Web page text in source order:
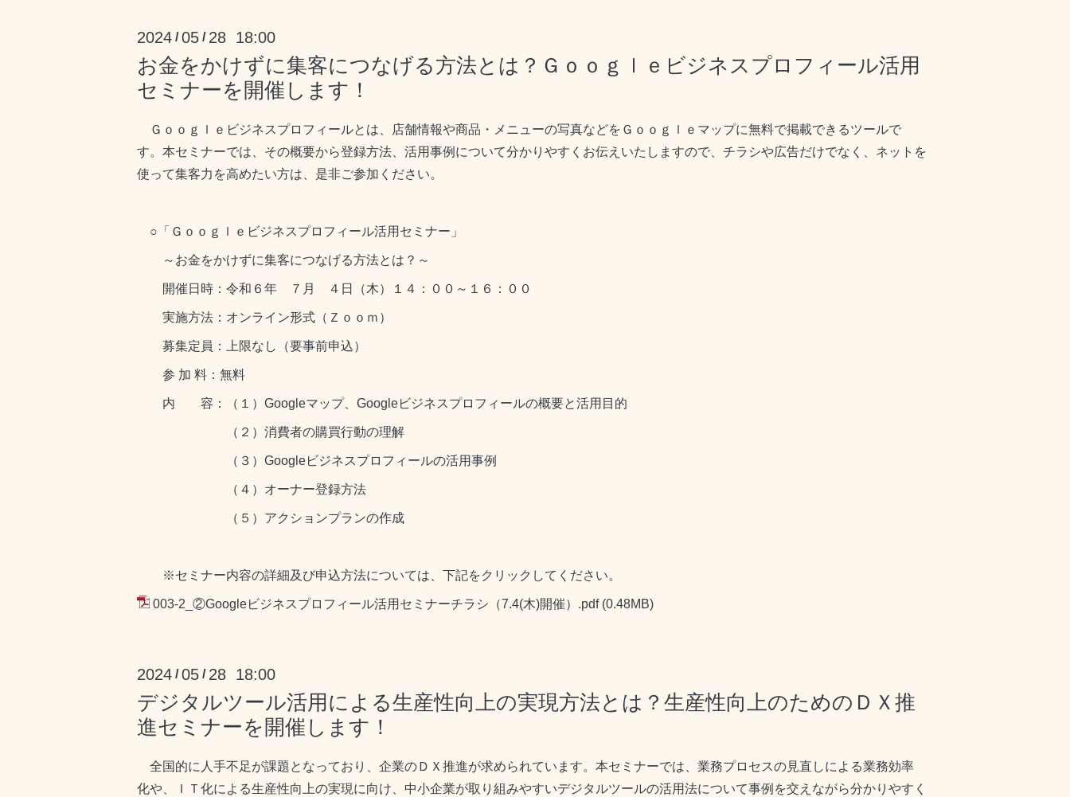
2024 /05 / 28 18:00
お金をかけずに集客につなげる方法とは？Ｇｏｏｇｌｅビジネスプロフィール活用
セミナーを開催します！
Ｇｏｏｇｌｅビジネスプロフィールとは、店舗情報や商品・メニューの写真などをＧｏｏｇｌｅマップに無料で掲載できるツールで
す。本セミナーでは、その概要から登録方法、活用事例について分かりやすくお伝えいたしますので、チラシや広告だけでなく、ネットを
使って集客力を高めたい方は、是非ご参加ください。
○「Ｇｏｏｇｌｅビジネスプロフィール活用セミナー」
～お金をかけずに集客につなげる方法とは？～
開催日時：令和６年 ７月 ４日（木）１４：００～１６：００
実施方法：オンライン形式（Ｚｏｏｍ）
募集定員：上限なし（要事前申込）
参 加 料：無料
内 容：（１）Googleマップ、Googleビジネスプロフィールの概要と活用目的
（２）消費者の購買行動の理解
（３）Googleビジネスプロフィールの活用事例
（４）オーナー登録方法
（５）アクションプランの作成
※セミナー内容の詳細及び申込方法については、下記をクリックしてください。
003-2_②Googleビジネスプロフィール活用セミナーチラシ（7.4(木)開催）.pdf(0.48MB)
2024 /05 / 28 18:00
デジタルツール活用による生産性向上の実現方法とは？生産性向上のためのＤＸ推
進セミナーを開催します！
全国的に人手不足が課題となっており、企業のＤＸ推進が求められています。本セミナーでは、業務プロセスの見直しによる業務効率
化や、ＩＴ化による生産性向上の実現に向け、中小企業が取り組みやすいデジタルツールの活用法について事例を交えながら分かりやすく